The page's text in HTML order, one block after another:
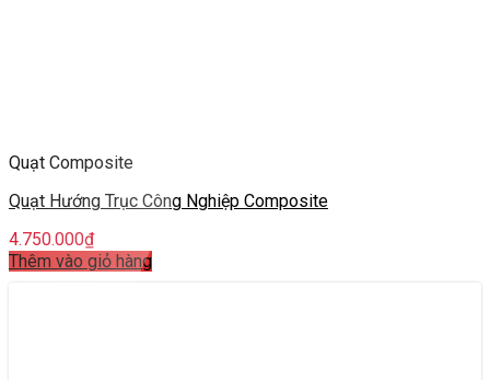
Quạt Composite
Quạt Hướng Trục Công Nghiệp Composite
4.750.000₫
Thêm vào giỏ hàng